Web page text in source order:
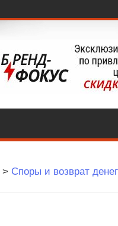
> Споры и возврат денег